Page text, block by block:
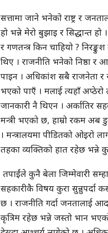
सत्तामा जाने भनेको राष्ट्र र
हो भन्ने मेरो बुझाइ र सिद्धान्त
र गणतन्त्र किन चाहियो ?
थिए । राजनीति भनेको निष्ठा र
पाइन । अधिकांश सबै राजनेता र
भएको पाएँ । मलाई त्यहाँ अप्ठेरो
जानकारी नै थिएन । अर्कातिर
मन्त्री भएको छ, हाम्रो रकम
। मन्त्रालयमा पीडितको ओइरो
तहका व्यक्तिको हात रहेछ भन्ने
तपाईंले कुनै बेला जिम्मेवारी
सहकारीकै विषय कुरा सुन्नुपर्दा
छ । राजनीति गर्दा जनतालाई
कृत्रिम रहेछ भन्ने जस्तो भान